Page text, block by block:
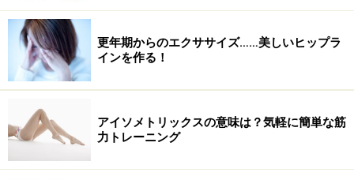
「ニートゥーチェスト」STEP1
2.右ひざを曲げ、ゆっくりと右ひじに引き寄せて、外側
にタッチしたら元に戻します。左側も同様に行います。
左右1回ずつで1セット。
更年期からのエクササイズ……美しいヒップラ
インを作る！
アイソメトリックスの意味は？気軽に簡単な筋
力トレーニング